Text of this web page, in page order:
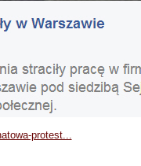
protest...